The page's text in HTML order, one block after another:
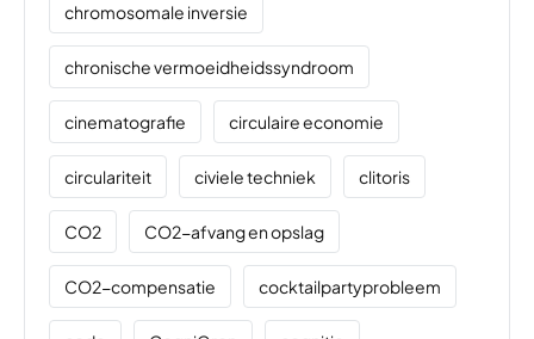
chromosomale inversie
chronische vermoeidheidssyndroom
cinematografie circulaire economie
circulariteit civiele techniek clitoris
CO2 CO2-afvang en opslag
CO2-compensatie cocktailpartyprobleem